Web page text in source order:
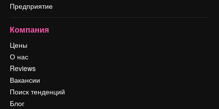
Предприятие
Компания
Цены
О нас
Reviews
Вакансии
Поиск тенденций
Блог